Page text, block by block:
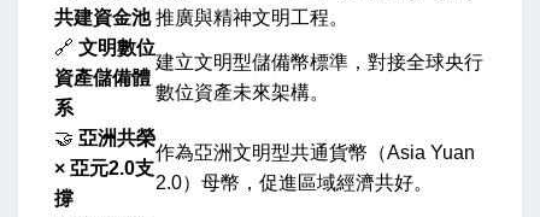
共建資金池 推廣與精神文明工程。
🔗 文明數位
資產儲備體
系
建立文明型儲備幣標準，對接全球央行
數位資產未來架構。
🤝 亞洲共榮
× 亞元2.0支
撐
作為亞洲文明型共通貨幣（Asia Yuan
2.0）母幣，促進區域經濟共好。